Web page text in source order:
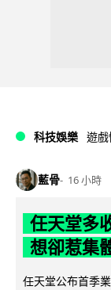
科技娛樂 遊戲
藍骨 16 小時
任天堂多
想卻惹集
任天堂公布首季